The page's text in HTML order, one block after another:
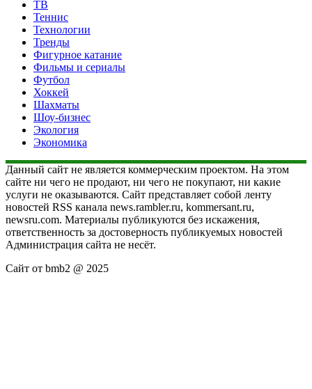
ТВ
Теннис
Технологии
Тренды
Фигурное катание
Фильмы и сериалы
Футбол
Хоккей
Шахматы
Шоу-бизнес
Экология
Экономика
Данный сайт не является коммерческим проектом. На этом
сайте ни чего не продают, ни чего не покупают, ни какие
услуги не оказываются. Сайт представляет собой ленту
новостей RSS канала news.rambler.ru, kommersant.ru,
newsru.com. Материалы публикуются без искажения,
ответственность за достоверность публикуемых новостей
Администрация сайта не несёт.
Сайт от bmb2 @ 2025